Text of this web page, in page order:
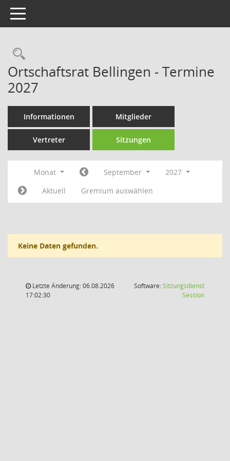
Toggle navigation
Rechercheauswahl
Ortschaftsrat Bellingen - Termine
2027
Informationen Mitglieder
Vertreter Sitzungen
Monat September
2027
Aktuell
Gremium auswählen
Keine Daten gefunden.
Letzte Änderung: 06.08.2026
17:02:30
Software:Sitzungsdienst
Session(Wird in